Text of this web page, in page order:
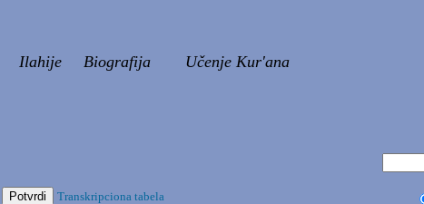
Ilahije Biografija Učenje Kur'ana
Transkripciona tabela